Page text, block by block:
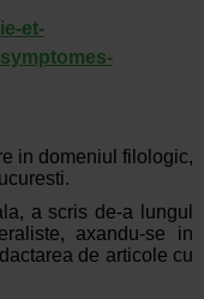
et-
in domeniul filologic,
a scris de-a lungul
axandu-se in
de articole cu